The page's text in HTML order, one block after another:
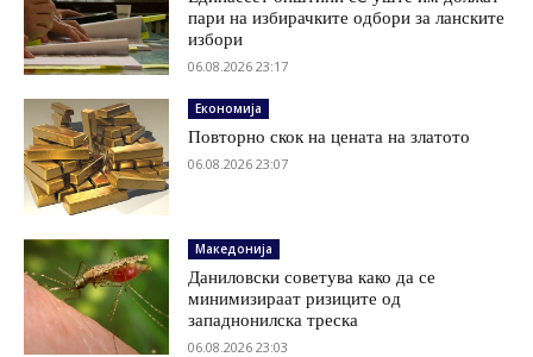
пари на избирачките одбори за ланските
избори
06.08.2026 23:17
Економија
Повторно скок на цената на златото
06.08.2026 23:07
Македонија
Даниловски советува како да се
минимизираат ризиците од
западнонилска треска
06.08.2026 23:03